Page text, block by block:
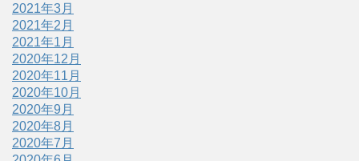
2021年3月
2021年2月
2021年1月
2020年12月
2020年11月
2020年10月
2020年9月
2020年8月
2020年7月